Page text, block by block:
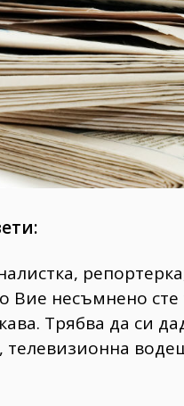
Вие несъмнено
Трябва да си
телевизионна